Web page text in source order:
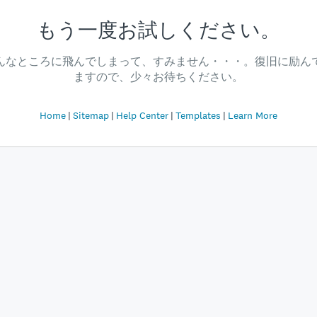
もう一度お試しください。
なところに飛んでしまって、すみません・・・。復旧に励ん
ますので、少々お待ちください。
Home Sitemap Help Center Templates Learn More